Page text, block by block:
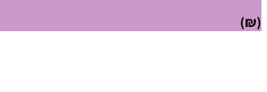
(₪)